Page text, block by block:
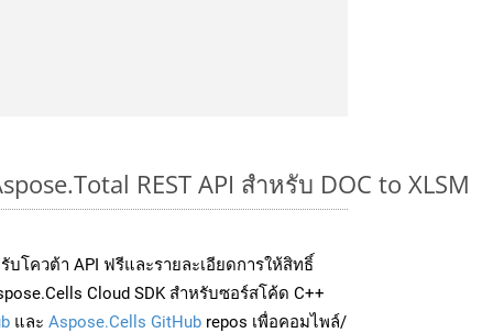
REST API สำหรับ DOC to XLSM
รับโควต้า API ฟรีและรายละเอียดการให้สิทธิ์
Cloud SDK สำหรับซอร์สโค้ด C++
และ Aspose.Cells GitHub repos เพื่อคอมไพล์/